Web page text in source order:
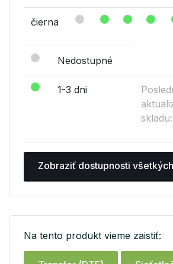
čierna
Nedostupné
1-3 dni
skladu:
Zobraziť dostupnosti
Na tento produkt vieme zaistiť: